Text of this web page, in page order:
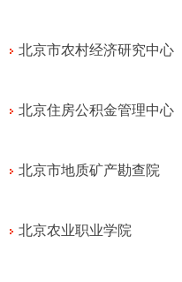
北京市农村经济研究中心
北京住房公积金管理中心
北京市地质矿产勘查院
北京农业职业学院